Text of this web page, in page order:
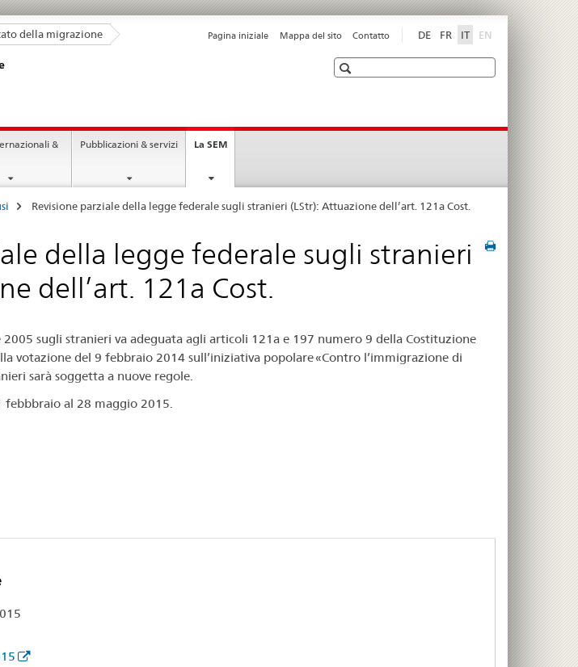
della migrazione DE FR IT EN
Pagina iniziale Mappa del sito Contatto
Ricerca
&
Pubblicazioni & servizi La SEMcurrent
Revisione parziale della legge federale sugli stranieri (LStr): Attuazione dell’art. 121a Cost.
della legge federale sugli stranieri
dell’art. 121a Cost.
sugli stranieri va adeguata agli articoli 121a e 197 numero 9 della Costituzione
votazione del 9 febbraio 2014 sull’iniziativa popolare «Contro l’immigrazione di
sarà soggetta a nuove regole.
febbbraio al 28 maggio 2015.